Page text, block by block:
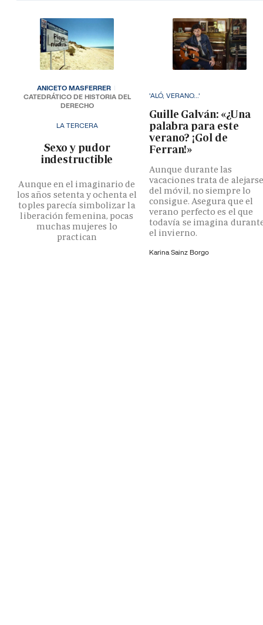
LA TERCERA
­Sexo y pudor
indestructible
Aunque en el imaginario de
los años setenta y ochenta el
toples parecía simbolizar la
liberación femenina, pocas
muchas mujeres lo
practican
ANICETO MASFERRER
CATEDRÁTICO DE HISTORIA DEL
DERECHO
'ALÓ, VERANO...'
Guille Galván: «¿Una
palabra para este
verano? ¡Gol de
Ferran!»
Aunque durante las
vacaciones trata de
del móvil, no siempre lo
consigue. Asegura que el
verano perfecto es el que
todavía se imagina
el invierno.
Karina Sainz Borgo